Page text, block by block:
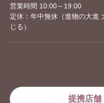
営業時間 10:00～19:00
定休：年中無休（進物の大進
じる）
提携店舗